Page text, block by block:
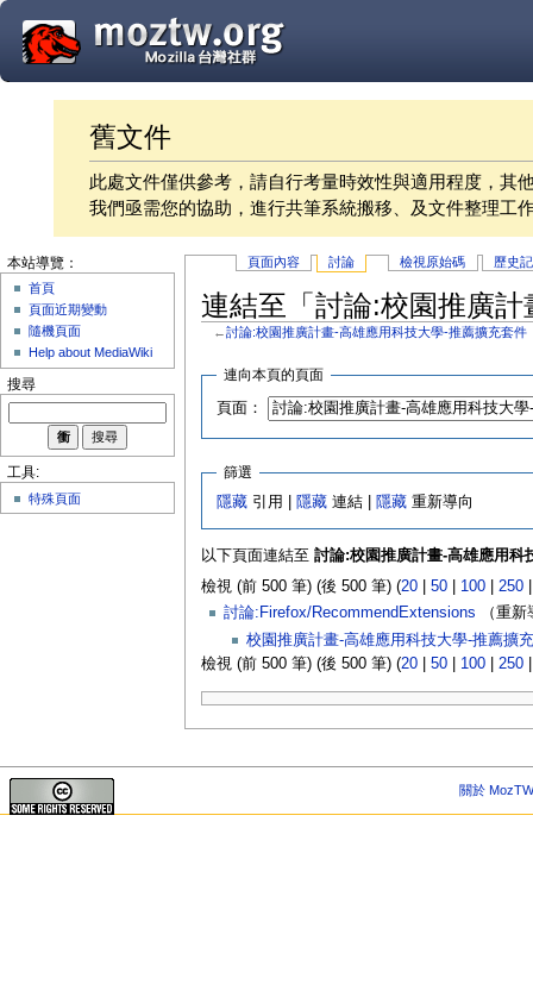
舊文件
此處文件僅供參考，請自行考量時效性與適用程度，其
我們亟需您的協助，進行共筆系統搬移、及文件整理工
頁面內容 討論 檢視原始碼 歷史
連結至「討論:校園推廣
←討論:校園推廣計畫-高雄應用科技大學-推薦擴充套件
連向本頁的頁面
頁面：
篩選
隱藏 引用 | 隱藏 連結 | 隱藏 重新導向
以下頁面連結至 討論:校園推廣計畫-高雄應用科
檢視 (前 500 筆) (後 500 筆) (20| 50| 100| 250
討論:Firefox/RecommendExtensions （重
校園推廣計畫-高雄應用科技大學-推薦擴
檢視 (前 500 筆) (後 500 筆) (20| 50| 100| 250
本站導覽：
首頁
頁面近期變動
隨機頁面
Help about MediaWiki
搜尋
工具:
特殊頁面
關於